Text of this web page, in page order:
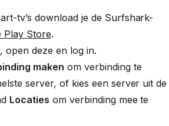
tv’s download je de Surfshark-
Play Store.
open deze en log in.
maken om verbinding te
server, of kies een server uit de
Locaties om verbinding mee te